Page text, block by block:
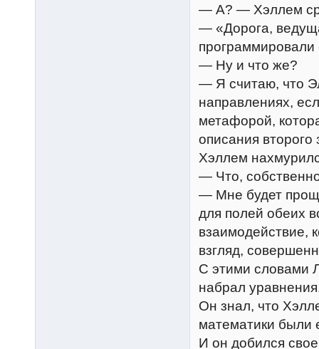
— А? — Хэллем
— «Дорога,
— Ну и что же?
— Я считаю, что
направлениях,
метафорой,
описания
Хэллем
— Что,
— Мне будет
для полей обеих
взаимодействие,
взгляд,
С этими словами
набрал
Он знал, что
математики были
И он добился